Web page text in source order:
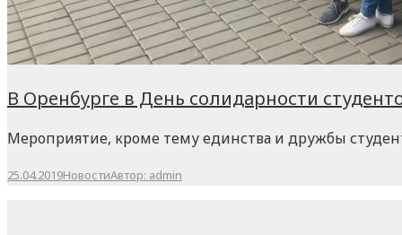
В Оренбурге в День солидарности
Мероприятие, кроме тему единства и дружбы
25.04.2019НовостиАвтор: admin